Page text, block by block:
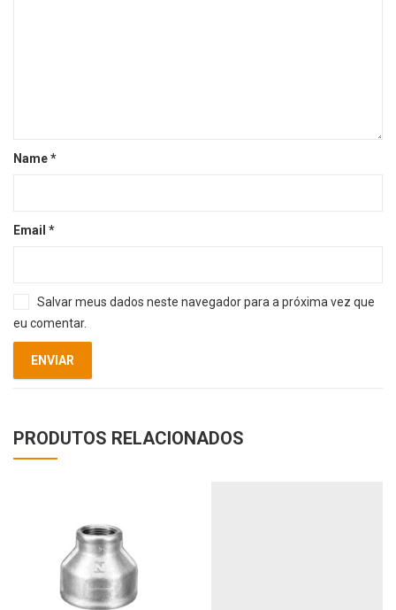
Name*
Email *
Salvar meus dados neste navegador para a próxima vez que
eu comentar.
PRODUTOS RELACIONADOS